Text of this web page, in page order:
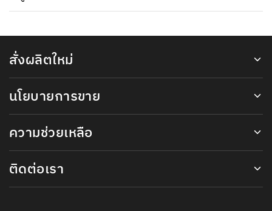
สั่งผลิตใหม่
นโยบายการขาย
ความช่วยเหลือ
ติดต่อเรา